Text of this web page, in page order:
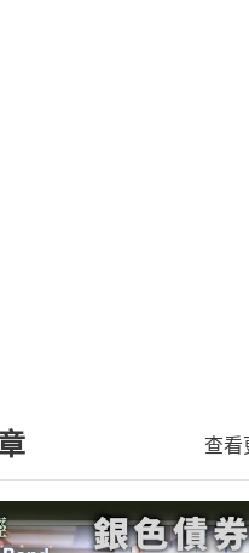
查看